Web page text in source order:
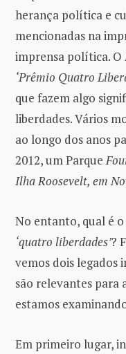
herança política e
mencionadas na
imprensa política. O
‘Prêmio Quatro
que fazem algo
liberdades. Vários
ao longo dos anos
2012, um Parque
Ilha Roosevelt, em
No entanto, qual é
‘quatro liberdades’?
vemos dois legados
são relevantes para
estamos
Em primeiro lugar,